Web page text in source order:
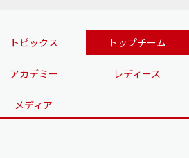
トピックス トップチーム
アカデミー レディース
メディア